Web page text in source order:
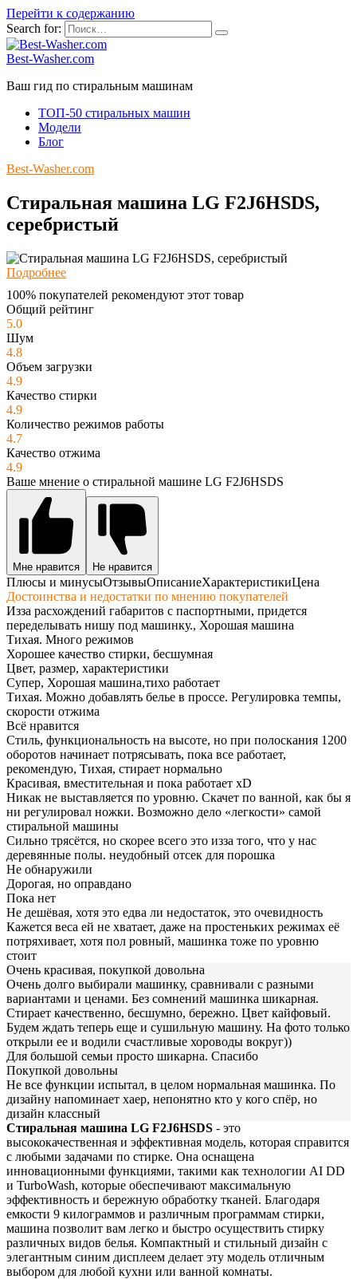
Перейти к содержанию
Search for:
Best-Washer.com
Ваш гид по стиральным машинам
ТОП-50 стиральных машин
Модели
Блог
Best-Washer.com
Стиральная машина LG F2J6HSDS,
серебристый
Подробнее
100% покупателей рекомендуют этот товар
Общий рейтинг
5.0
Шум
4.8
Объем загрузки
4.9
Качество стирки
4.9
Количество режимов работы
4.7
Качество отжима
4.9
Ваше мнение о стиральной машине LG F2J6HSDS
Мне нравится Не нравится
Плюсы и минусыОтзывыОписаниеХарактеристикиЦена
Достоинства и недостатки по мнению покупателей
Изза расхождений габаритов с паспортными, придется
переделывать нишу под машинку., Хорошая машина
Тихая. Много режимов
Хорошее качество стирки, бесшумная
Цвет, размер, характеристики
Супер, Хорошая машина,тихо работает
Тихая. Можно добавлять белье в проссе. Регулировка темпы,
скорости отжима
Всё нравится
Стиль, функциональность на высоте, но при полоскания 1200
оборотов начинает потрясывать, пока все работает,
рекомендую, Тихая, стирает нормально
Красивая, вместительная и пока работает xD
Никак не выставляется по уровню. Скачет по ванной, как бы я
ни регулировал ножки. Возможно дело «легкости» самой
стиральной машины
Сильно трясётся, но скорее всего это изза того, что у нас
деревянные полы. неудобный отсек для порошка
Не обнаружили
Дорогая, но оправдано
Пока нет
Не дешёвая, хотя это едва ли недостаток, это очевидность
Кажется веса ей не хватает, даже на простеньких режимах её
потряхивает, хотя пол ровный, машинка тоже по уровню
стоит
Очень красивая, покупкой довольна
Очень долго выбирали машинку, сравнивали с разными
вариантами и ценами. Без сомнений машинка шикарная.
Стирает качественно, бесшумно, бережно. Цвет кайфовый.
Будем ждать теперь еще и сушильную машину. На фото только
открыли ее и водили счастливые хороводы вокруг))
Для большой семьи просто шикарна. Спасибо
Покупкой довольны
Не все функции испытал, в целом нормальная машинка. По
дизайну напоминает хаер, непонятно кто у кого спёр, но
дизайн классный
Стиральная машина LG F2J6HSDS - это
высококачественная и эффективная модель, которая справится
с любыми задачами по стирке. Она оснащена
инновационными функциями, такими как технологии AI DD
и TurboWash, которые обеспечивают максимальную
эффективность и бережную обработку тканей. Благодаря
емкости 9 килограммов и различным программам стирки,
машина позволит вам легко и быстро осуществить стирку
различных видов белья. Компактный и стильный дизайн с
элегантным синим дисплеем делает эту модель отличным
выбором для любой кухни или ванной комнаты.